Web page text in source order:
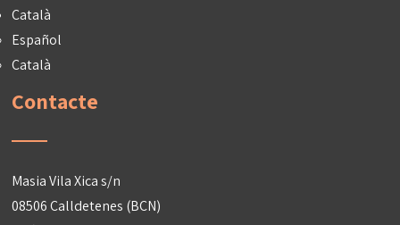
Català
Español
Català
Contacte
Masia Vila Xica s/n
08506 Calldetenes (BCN)